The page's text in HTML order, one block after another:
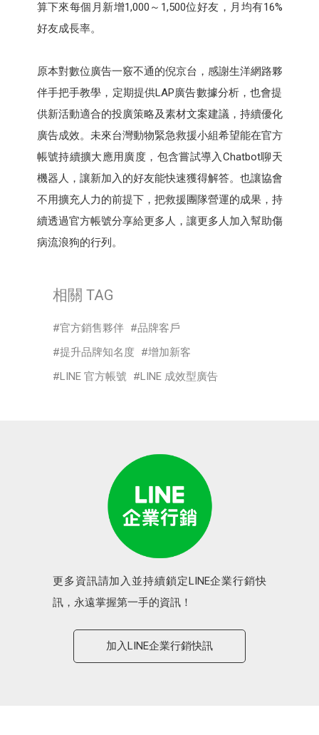
算下來每個月新增1,000～1,500位好友，月均有16%
好友成長率。
原本對數位廣告一竅不通的倪京台，感謝生洋網路夥
伴手把手教學，定期提供LAP廣告數據分析，也會提
供新活動適合的投廣策略及素材文案建議，持續優化
廣告成效。未來台灣動物緊急救援小組希望能在官方
帳號持續擴大應用廣度，包含嘗試導入Chatbot聊天
機器人，讓新加入的好友能快速獲得解答。也讓協會
不用擴充人力的前提下，把救援團隊營運的成果，持
續透過官方帳號分享給更多人，讓更多人加入幫助傷
病流浪狗的行列。
相關 TAG
官方銷售夥伴
品牌客戶
提升品牌知名度
增加新客
LINE 官方帳號
LINE 成效型廣告
更多資訊請加入並持續鎖定LINE企業行銷快
訊，永遠掌握第一手的資訊！
加入LINE企業行銷快訊